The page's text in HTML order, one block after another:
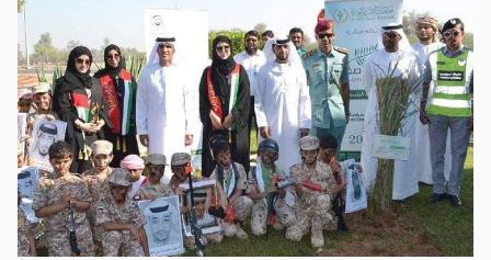
والمبادرات الدينية والاجتماعية المتنوعة التي تحاكي روحانيات شهر رمضان
المبارك، انسجاماً مع نهج الخير والعطاء الذي تتبناه الجمعية منذ تأسيسها،
وتعزيزاً لمكانة الإمارة وإبراز دورها في نشر قيم الخير والمحبة في الشهر
الفضيل.